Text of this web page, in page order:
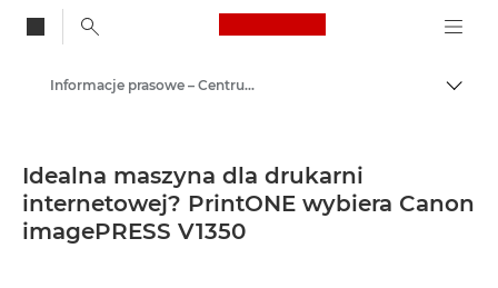
Canon Logo, back
Centrum prasowe
Informacje prasowe – Centrum Prasowe Canon
Idealna maszyna dla drukarni
internetowej? PrintONE wybiera Canon
imagePRESS V1350